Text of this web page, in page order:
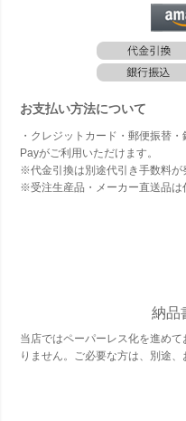
お支払い方法について
・クレジットカード・郵便振替
Payがご利用いただけます。
※代金引換は別途代引き手数料が
※受注生産品・メーカー直送品は
納品
当店ではペーパーレス化を進め
りません。ご必要な方は、別途、